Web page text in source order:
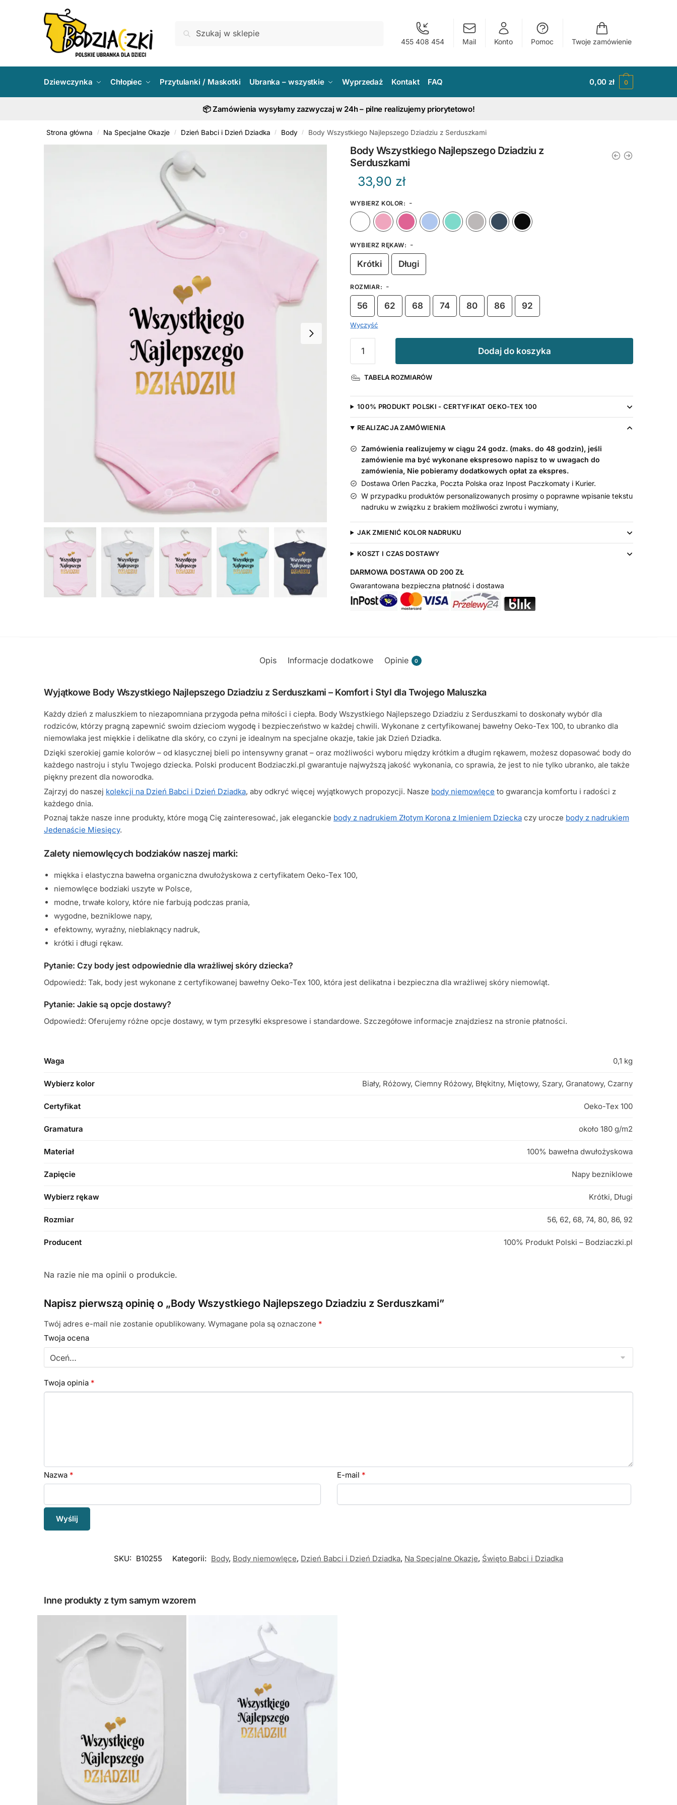
455 408 454 Mail Konto Pomoc Twoje zamówienie
Dziewczynka Chłopiec Przytulanki / Maskotki Ubranka – wszystkie Wyprzedaż Kontakt FAQ 0,00zł 0
📦 Zamówienia wysyłamy zazwyczaj w 24h – pilne realizujemy priorytetowo!
Strona główna / Na Specjalne Okazje / Dzień Babci i Dzień Dziadka / Body / Body Wszystkiego Najlepszego Dziadziu z Serduszkami
Body Wszystkiego Najlepszego Dziadziu z
Serduszkami
33,90 zł
WYBIERZ KOLOR: -
Biały Różowy Ciemny Różowy
Błękitny MiętowySzary
WYBIERZ RĘKAW: -
Krótki Długi
ROZMIAR: -
56 62 68 74 80 86 92
Wyczyść
Body
Wszystkiego
Najlepszego
z
Serduszkami
Dodaj do koszyka
TABELA ROZMIARÓW
100% PRODUKT POLSKI - CERTYFIKAT OEKO-TEX 100
REALIZACJA ZAMÓWIENIA
Zamówienia realizujemy w ciągu 24 godz. (maks. do 48 godzin), jeśli
zamówienie ma być wykonane ekspresowo napisz to w uwagach do
zamówienia, Nie pobieramy dodatkowych opłat za ekspres.
Dostawa Orlen Paczka, Poczta Polska oraz Inpost Paczkomaty i Kurier.
W przypadku produktów personalizowanych prosimy o poprawne wpisanie tekstu
nadruku w związku z brakiem możliwości zwrotu i wymiany,
JAK ZMIENIĆ KOLOR NADRUKU
KOSZT I CZAS DOSTAWY
DARMOWA DOSTAWA OD 200 ZŁ
Gwarantowana bezpieczna płatność i dostawa
Opis Informacje dodatkowe Opinie 0
Wyjątkowe Body Wszystkiego Najlepszego Dziadziu z Serduszkami – Komfort i Styl dla Twojego Maluszka
Każdy dzień z maluszkiem to niezapomniana przygoda pełna miłości i ciepła. Body Wszystkiego Najlepszego Dziadziu z Serduszkami to doskonały wybór dla
rodziców, którzy pragną zapewnić swoim dzieciom wygodę i bezpieczeństwo w każdej chwili. Wykonane z certyfikowanej bawełny Oeko-Tex 100, to ubranko dla
niemowlaka jest miękkie i delikatne dla skóry, co czyni je idealnym na specjalne okazje, takie jak Dzień Dziadka.
Dzięki szerokiej gamie kolorów – od klasycznej bieli po intensywny granat – oraz możliwości wyboru między krótkim a długim rękawem, możesz dopasować body do
każdego nastroju i stylu Twojego dziecka. Polski producent Bodziaczki.pl gwarantuje najwyższą jakość wykonania, co sprawia, że jest to nie tylko ubranko, ale także
piękny prezent dla noworodka.
Zajrzyj do naszej kolekcji na Dzień Babci i Dzień Dziadka, aby odkryć więcej wyjątkowych propozycji. Nasze body niemowlęce to gwarancja komfortu i radości z
każdego dnia.
Poznaj także nasze inne produkty, które mogą Cię zainteresować, jak eleganckie body z nadrukiem Złotym Korona z Imieniem Dziecka czy urocze body z nadrukiem
Jedenaście Miesięcy.
Zalety niemowlęcych bodziaków naszej marki:
miękka i elastyczna bawełna organiczna dwułożyskowa z certyfikatem Oeko-Tex 100,
niemowlęce bodziaki uszyte w Polsce,
modne, trwałe kolory, które nie farbują podczas prania,
wygodne, bezniklowe napy,
efektowny, wyraźny, nieblaknący nadruk,
krótki i długi rękaw.
Pytanie: Czy body jest odpowiednie dla wrażliwej skóry dziecka?
Odpowiedź: Tak, body jest wykonane z certyfikowanej bawełny Oeko-Tex 100, która jest delikatna i bezpieczna dla wrażliwej skóry niemowląt.
Pytanie: Jakie są opcje dostawy?
Odpowiedź: Oferujemy różne opcje dostawy, w tym przesyłki ekspresowe i standardowe. Szczegółowe informacje znajdziesz na stronie płatności.
Waga 0,1 kg
Wybierz kolor Biały, Różowy, Ciemny Różowy, Błękitny, Miętowy, Szary, Granatowy, Czarny
Certyfikat Oeko-Tex 100
Gramatura około 180 g/m2
Materiał 100% bawełna dwułożyskowa
Zapięcie Napy bezniklowe
Wybierz rękaw Krótki, Długi
Rozmiar 56, 62, 68, 74, 80, 86, 92
Producent 100% Produkt Polski – Bodziaczki.pl
Na razie nie ma opinii o produkcie.
Napisz pierwszą opinię o „Body Wszystkiego Najlepszego Dziadziu z Serduszkami”
Twój adres e-mail nie zostanie opublikowany. Wymagane pola są oznaczone *
Twoja ocena
Twoja opinia *
Nazwa * E-mail *
SKU: B10255 Kategorii: Body, Body niemowlęce, Dzień Babci i Dzień Dziadka, Na Specjalne Okazje, Święto Babci i Dziadka
Inne produkty z tym samym wzorem